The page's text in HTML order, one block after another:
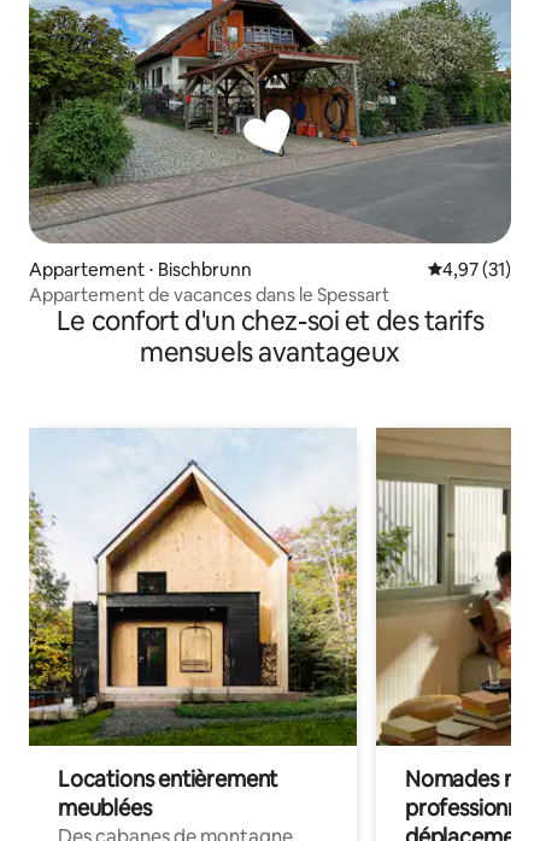
Appartement ⋅ Bischbrunn Évaluation
4,97 (31)
Appartement de vacances dans le Spessart
Le confort d'un chez-soi et des tarifs
mensuels avantageux
Locations entièrement
meublées
Nomades